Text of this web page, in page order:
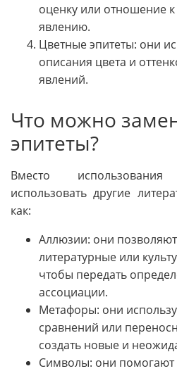
оценку или отношение
явлению.
Цветные эпитеты: они
описания цвета и
явлений.
Что можно
эпитеты?
Вместо
использовать другие
как:
Аллюзии: они
литературные или
чтобы передать
ассоциации.
Метафоры: они
сравнений или
создать новые и
Символы: они помогают